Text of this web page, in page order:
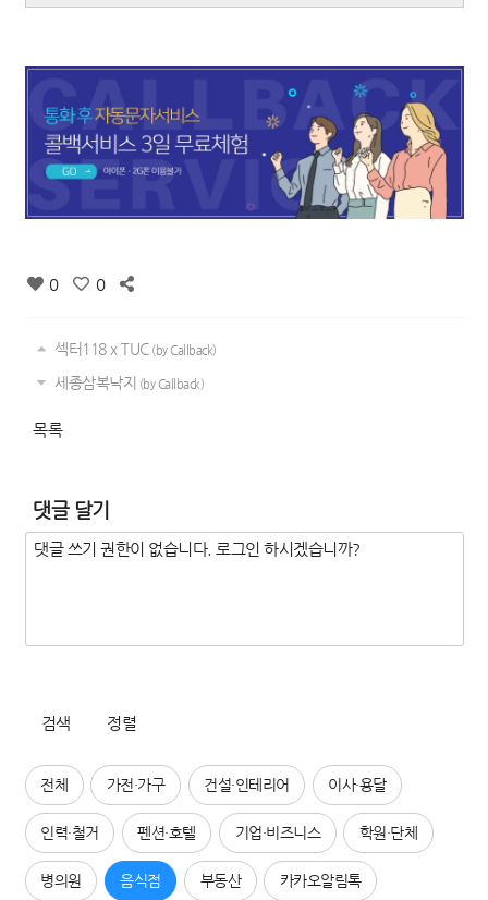
0 0
섹터118 x TUC (by Callback)
세종삼복낙지 (by Callback)
목록
댓글 달기
검색 정렬
전체 가전·가구 건설·인테리어 이사·용달
인력·철거 펜션·호텔 기업·비즈니스 학원·단체
병의원 음식점 부동산 카카오알림톡